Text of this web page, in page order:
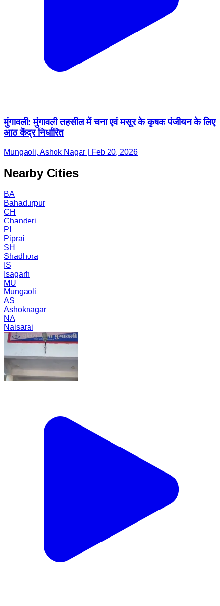
मुंगावली: मुंगावली तहसील में चना एवं मसूर के कृषक पंजीयन के लिए
आठ केंद्र निर्धारित
Mungaoli, Ashok Nagar | Feb 20, 2026
Nearby Cities
BA
Bahadurpur
CH
Chanderi
PI
Piprai
SH
Shadhora
IS
Isagarh
MU
Mungaoli
AS
Ashoknagar
NA
Naisarai